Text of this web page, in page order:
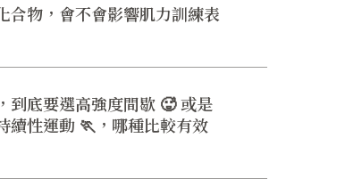
合物，會不會影響肌力訓練表
到底要選高強度間歇 🥵 或是
續性運動 🏃，哪種比較有效